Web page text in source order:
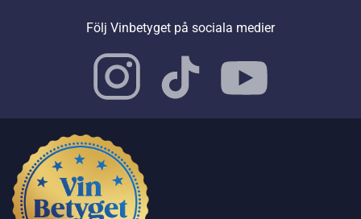
Följ Vinbetyget på sociala medier